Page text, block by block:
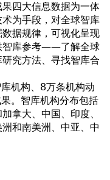
四大信息数据为一体
为手段，对全球智库
据规律，可视化呈现
智库参考——了解全球
究方法、寻找智库合
机构、8万条机构动
。智库机构分布包括
拿大、中国、印度、
和南美洲、中亚、中